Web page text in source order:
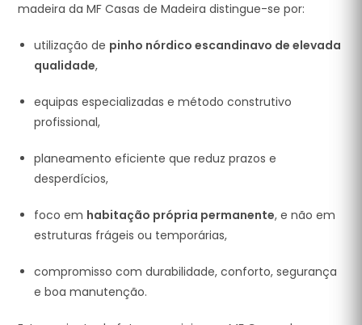
madeira da MF Casas de Madeira distingue-se por:
utilização de pinho nórdico escandinavo de elevada
qualidade,
equipas especializadas e método construtivo
profissional,
planeamento eficiente que reduz prazos e
desperdícios,
foco em habitação própria permanente, e não em
estruturas frágeis ou temporárias,
compromisso com durabilidade, conforto, segurança
e boa manutenção.